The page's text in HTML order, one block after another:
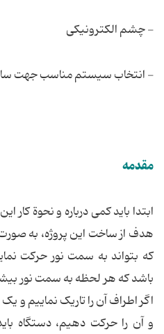
- چشم الکترونیکی
- انتخاب سیستم مناسب جهت
مقدمه
ابتدا باید كمی درباره و نحوة
هدف از ساخت این پروژه، به
كه بتواند به سمت نور حركت
باشد كه هر لحظه به سمت نور
اگر اطراف آن را تاریک نماییم و یک
و آن را حركت دهیم، دستگاه